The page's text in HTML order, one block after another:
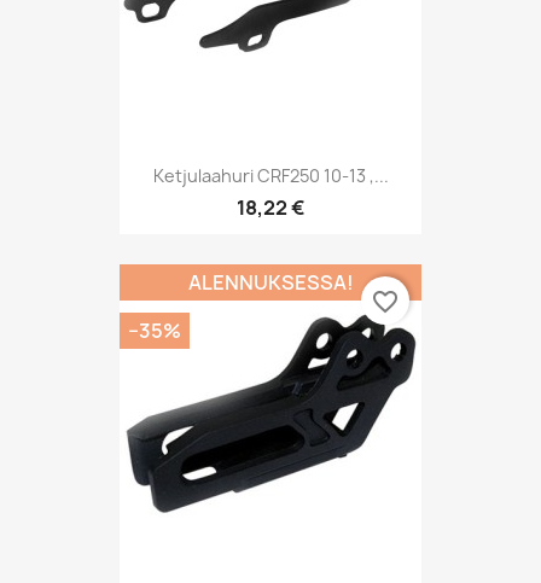
Ketjulaahuri CRF250 10-13 ,...
18,22 €
ALENNUKSESSA!
−35%
favorite_border